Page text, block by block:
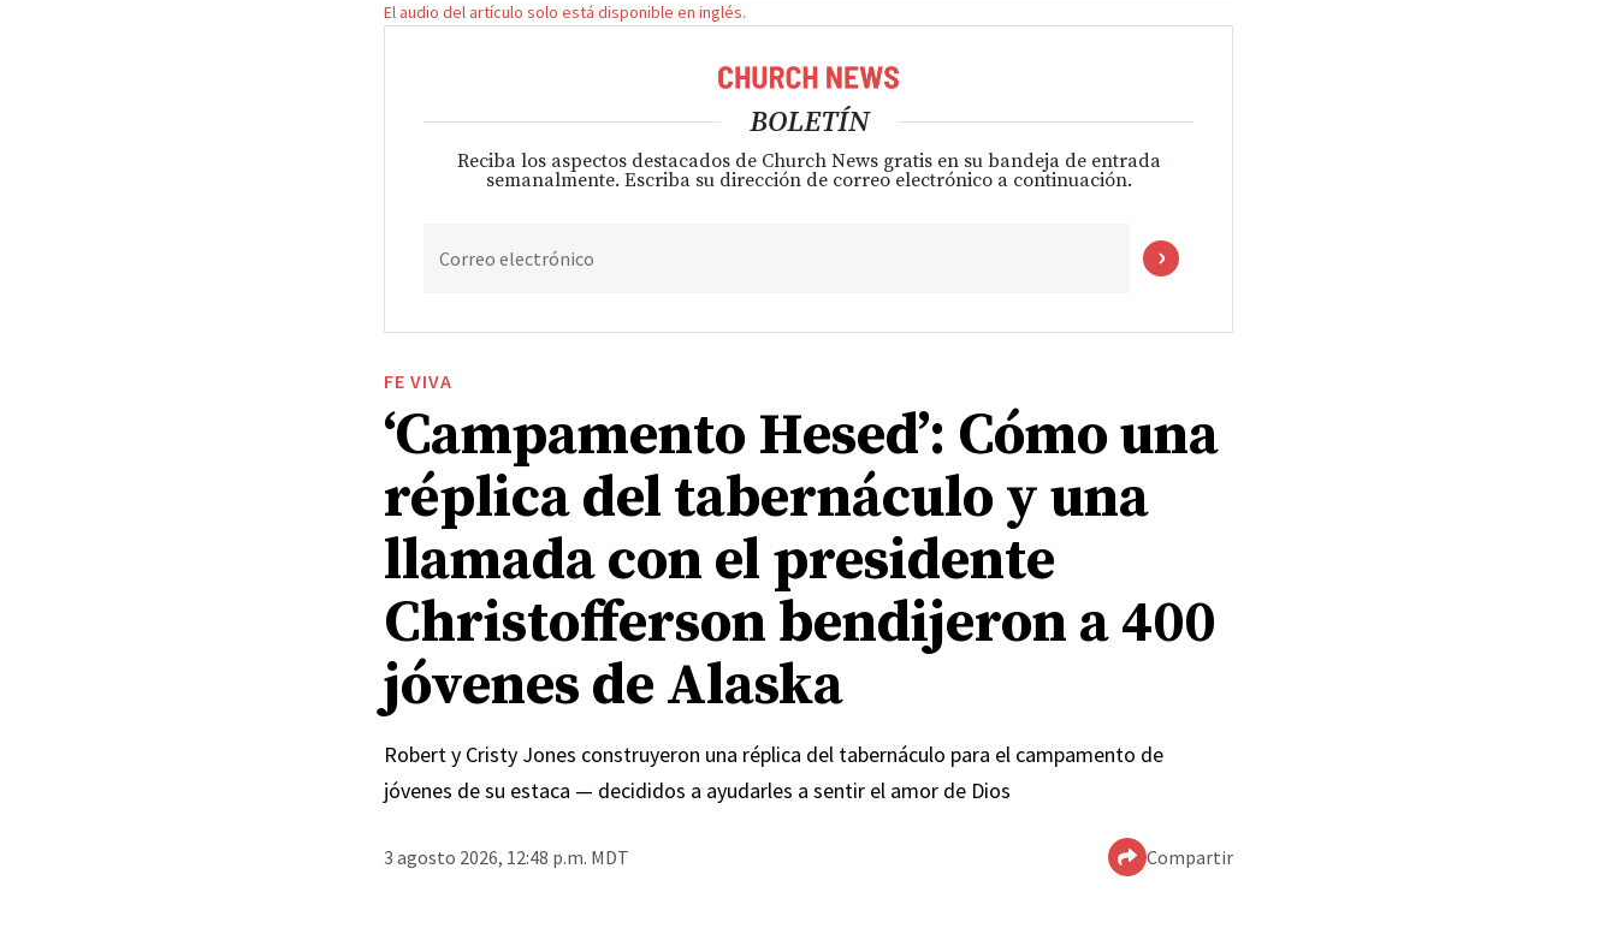
El audio del artículo solo está disponible en inglés.
BOLETÍN
Reciba los aspectos destacados de Church News gratis en su bandeja de entrada
semanalmente. Escriba su dirección de correo electrónico a continuación.
Correo electrónico
FE VIVA
‘Campamento Hesed’: Cómo una
réplica del tabernáculo y una
llamada con el presidente
Christofferson bendijeron a 400
jóvenes de Alaska
Robert y Cristy Jones construyeron una réplica del tabernáculo para el campamento de
jóvenes de su estaca — decididos a ayudarles a sentir el amor de Dios
3 agosto 2026, 12:48 p.m. MDT Compartir